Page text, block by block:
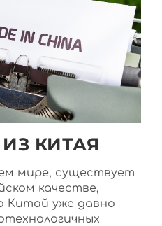
КИТАЯ
мире, существует
качестве,
Китай уже давно